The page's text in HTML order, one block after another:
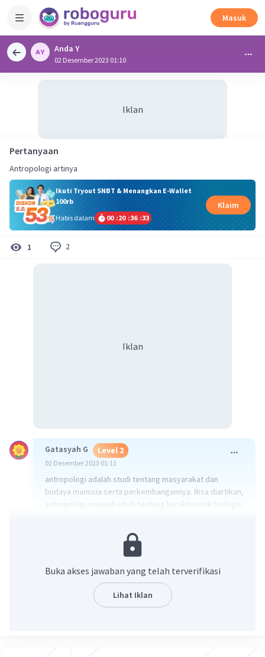
Masuk
Anda Y
02 Desember 2023 01:10
Iklan
Pertanyaan
Antropologi artinya
Ikuti Tryout SNBT & Menangkan E-Wallet
100rb
Habis dalam
00 :20 :36 :32
Klaim
1 2
Iklan
Gatasyah G Level 2
02 Desember 2023 01:11
antropologi adalah studi tentang masyarakat dan
budaya manusia serta perkembangannya. Bisa diartikan,
antropologi menjadi studi tentang karakteristik biologis
Community Level 89
02 Desember 2023 01:54
Buka akses jawaban yang telah terverifikasi
Lihat Iklan